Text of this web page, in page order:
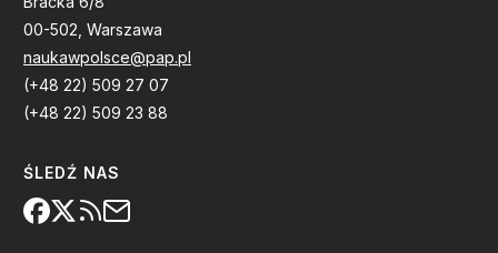
00-502, Warszawa
naukawpolsce@pap.pl
(+48 22) 509 27 07
(+48 22) 509 23 88
ŚLEDŹ NAS